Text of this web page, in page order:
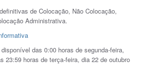
de Colocação, Não Colocação,
Administrativa.
das 0:00 horas de segunda-feira,
23:59 horas de terça-feira, dia 22 de outubro